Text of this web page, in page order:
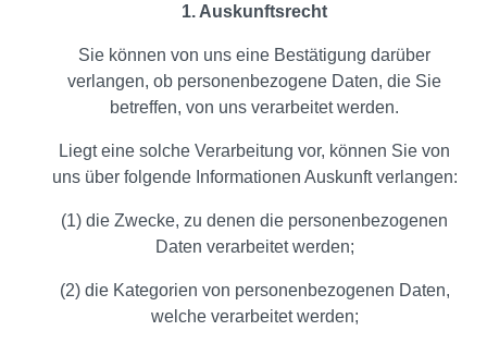
1. Auskunftsrecht
Sie können von uns eine Bestätigung darüber
verlangen, ob personenbezogene Daten, die Sie
betreffen, von uns verarbeitet werden.
Liegt eine solche Verarbeitung vor, können Sie von
uns über folgende Informationen Auskunft verlangen:
(1) die Zwecke, zu denen die personenbezogenen
Daten verarbeitet werden;
(2) die Kategorien von personenbezogenen Daten,
welche verarbeitet werden;